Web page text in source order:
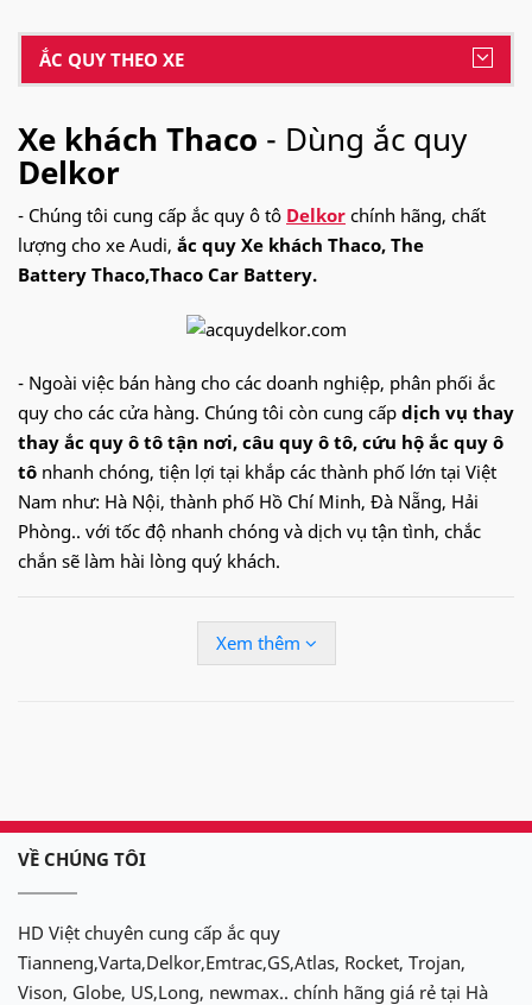
ẮC QUY THEO XE
Xe khách Thaco - Dùng ắc quy
Delkor
- Chúng tôi cung cấp ắc quy ô tô Delkor chính hãng, chất
lượng cho xe Audi, ắc quy Xe khách Thaco, The
Battery Thaco,Thaco Car Battery.
- Ngoài việc bán hàng cho các doanh nghiệp, phân phối ắc
quy cho các cửa hàng. Chúng tôi còn cung cấp dịch vụ thay
thay ắc quy ô tô tận nơi, câu quy ô tô, cứu hộ ắc quy ô
tô nhanh chóng, tiện lợi tại khắp các thành phố lớn tại Việt
Nam như: Hà Nội, thành phố Hồ Chí Minh, Đà Nẵng, Hải
Phòng.. với tốc độ nhanh chóng và dịch vụ tận tình, chắc
chắn sẽ làm hài lòng quý khách.
09.68.68.30.97để được hỗ trợ nhanh
choXe khách Thaco
-N 120 (200Ah)
-N 200 (200Ah)
Xem thêm
VỀ CHÚNG TÔI
HD Việt chuyên cung cấp ắc quy
Tianneng,Varta,Delkor,Emtrac,GS,Atlas, Rocket, Trojan,
Vison, Globe, US,Long, newmax.. chính hãng giá rẻ tại Hà